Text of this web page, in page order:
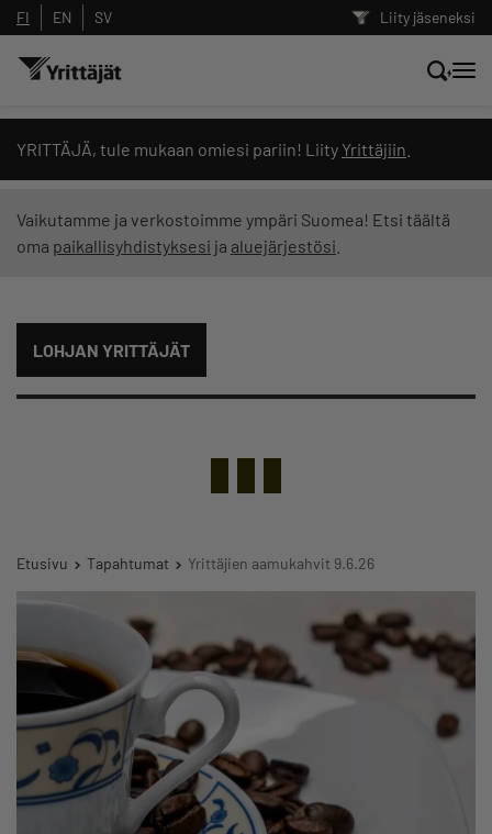
Liity jäseneksi
FI EN SV
YRITTÄJÄ, tule mukaan omiesi pariin! Liity Yrittäjiin
Vaikutamme ja verkostoimme ympäri Suomea! Etsi täältä
oma paikallisyhdistyksesi ja aluejärjestösi
LOHJAN YRITTÄJÄT
Etusivu Tapahtumat Yrittäjien aamukahvit 9.6.26
Hae sivustolta tai kysy suoraan
Yrittäjien tekoälyltä
Suodata hakutuloksia: näytä kaikki sisältö